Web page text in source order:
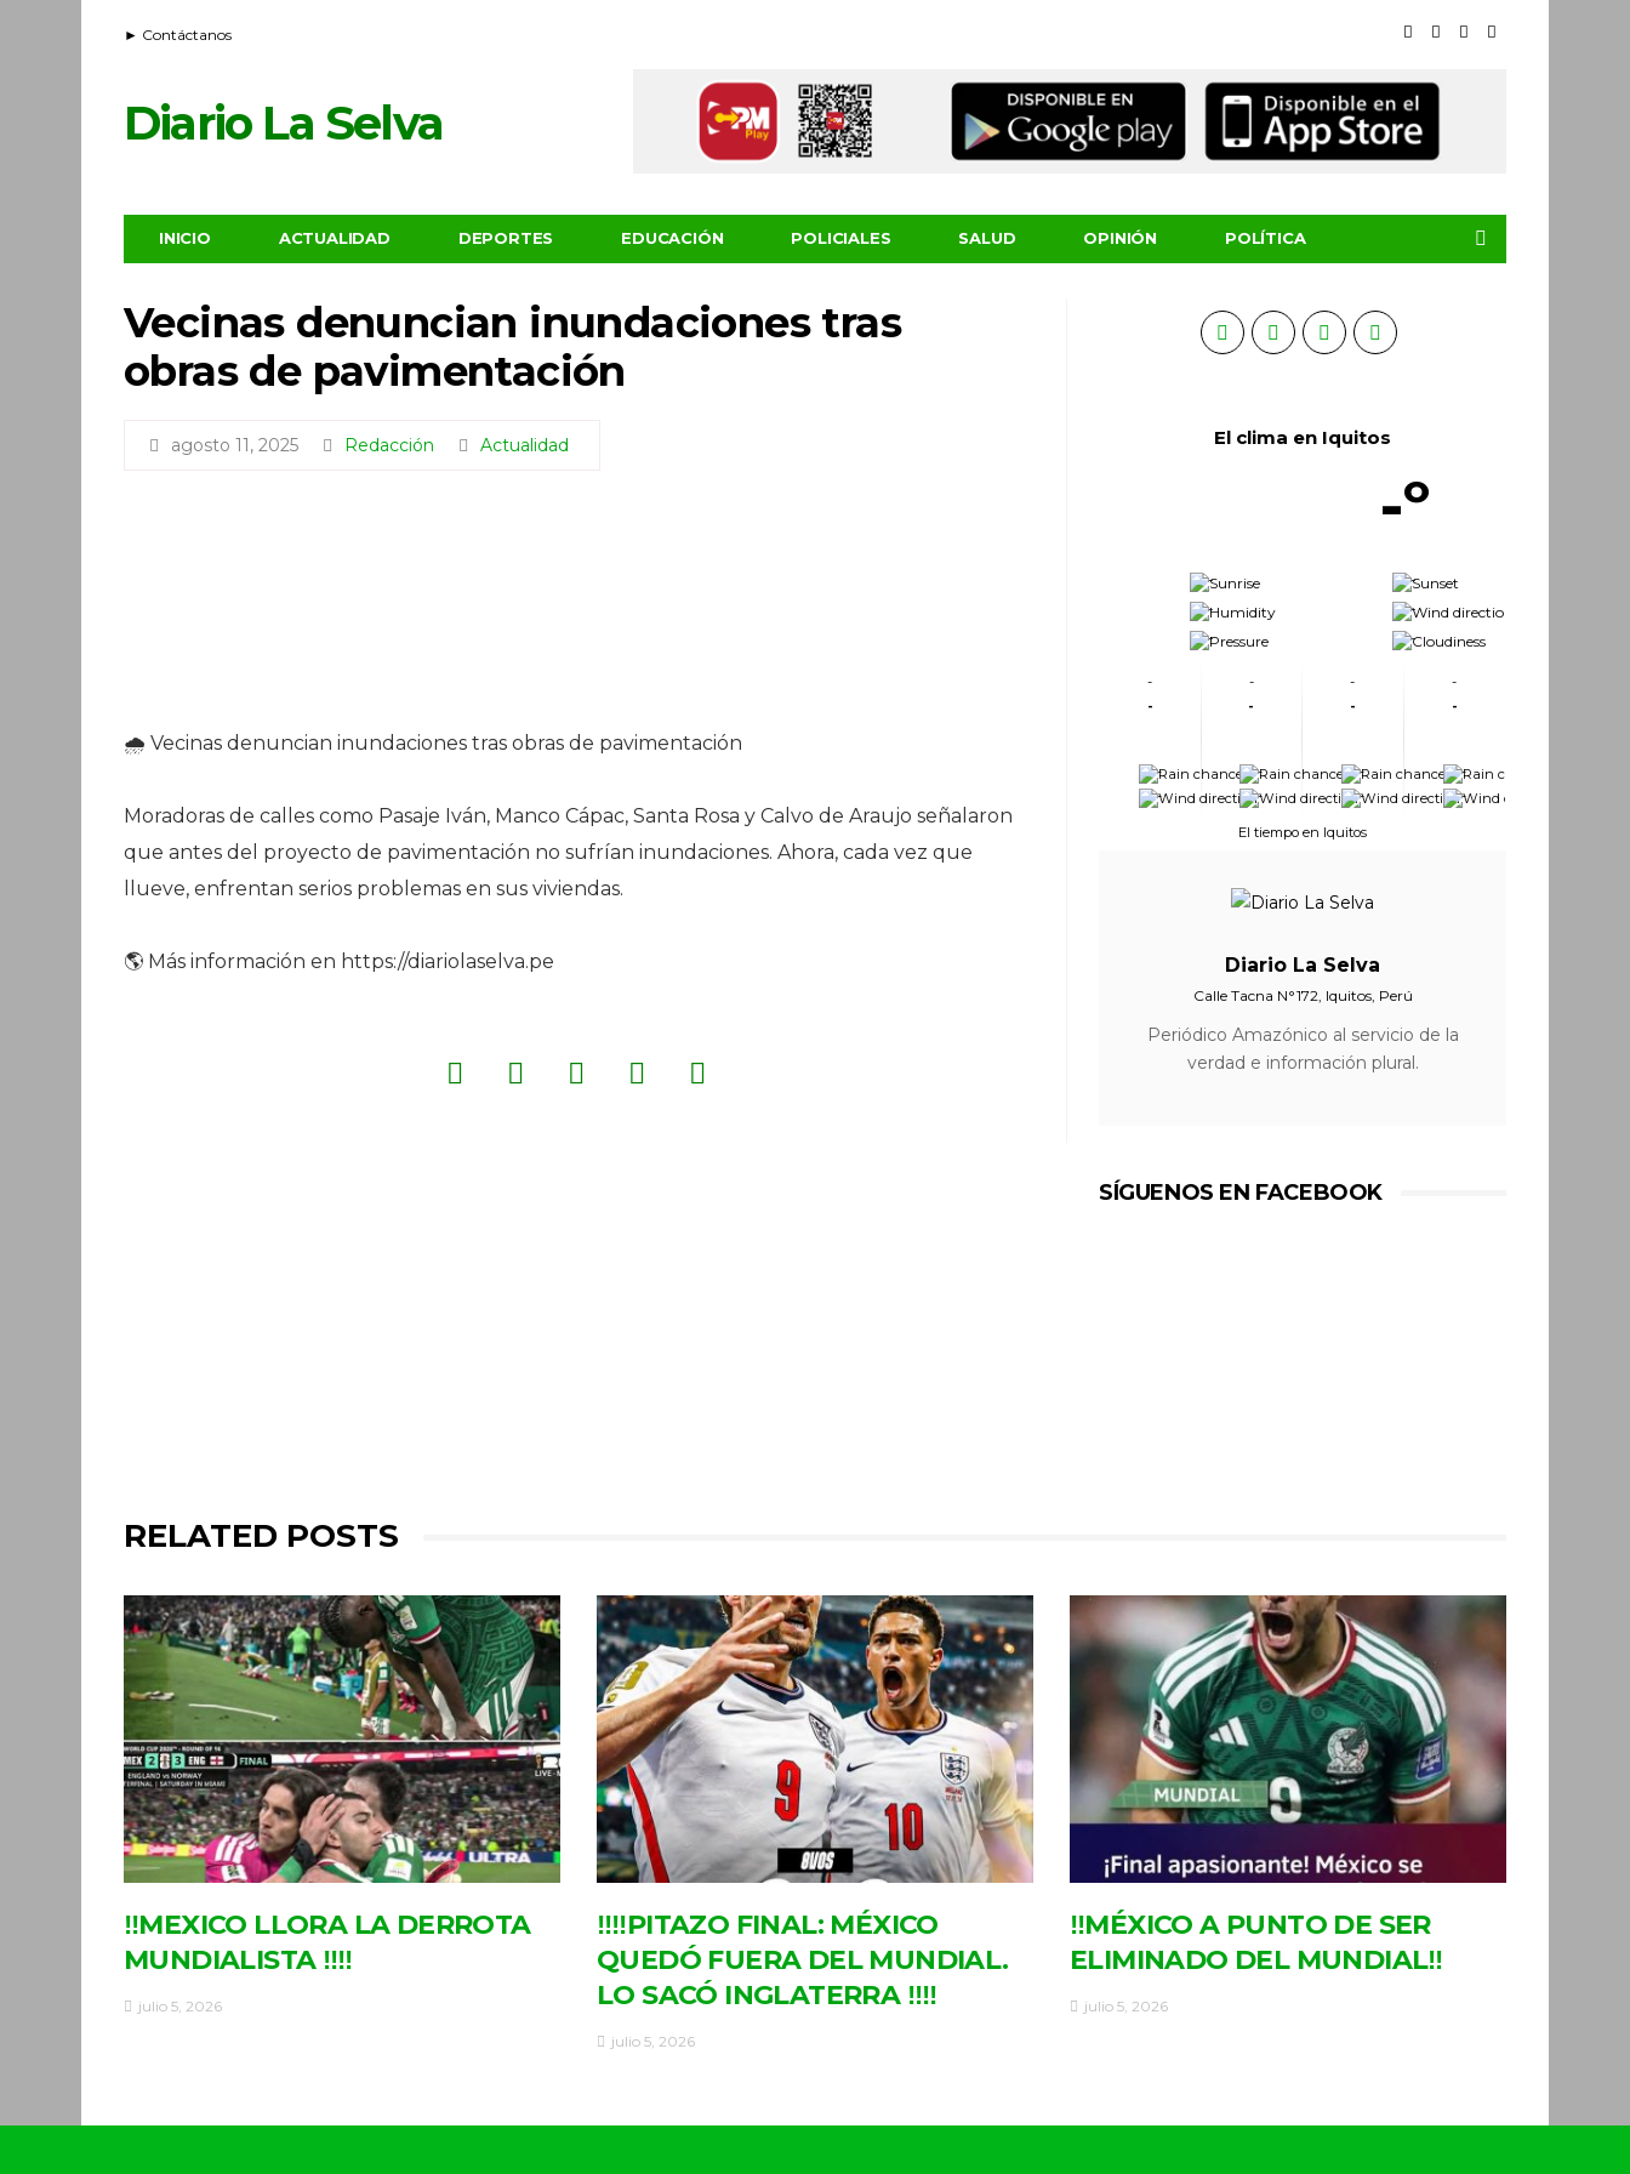
► Contáctanos
Diario La Selva
INICIO ACTUALIDAD DEPORTES EDUCACIÓN POLICIALES SALUD OPINIÓN POLÍTICA
Vecinas denuncian inundaciones tras
obras de pavimentación
agosto 11, 2025 Redacción Actualidad
🌧️ Vecinas denuncian inundaciones tras obras de pavimentación
Moradoras de calles como Pasaje Iván, Manco Cápac, Santa Rosa y Calvo de Araujo señalaron
que antes del proyecto de pavimentación no sufrían inundaciones. Ahora, cada vez que
llueve, enfrentan serios problemas en sus viviendas.
🌎 Más información en https://diariolaselva.pe
El clima en Iquitos
-º
-
-
-
-
-
-
-
-
-
-
-
-
-
-
-
-
-
-
-
-
-
-
El tiempo en Iquitos
Diario La Selva
Calle Tacna N°172, Iquitos, Perú
Periódico Amazónico al servicio de la
verdad e información plural.
SÍGUENOS EN FACEBOOK
RELATED POSTS
‼MEXICO LLORA LA DERROTA
MUNDIALISTA ‼‼
julio 5, 2026
‼‼PITAZO FINAL: MÉXICO
QUEDÓ FUERA DEL MUNDIAL.
LO SACÓ INGLATERRA ‼‼
julio 5, 2026
‼MÉXICO A PUNTO DE SER
ELIMINADO DEL MUNDIAL‼
julio 5, 2026